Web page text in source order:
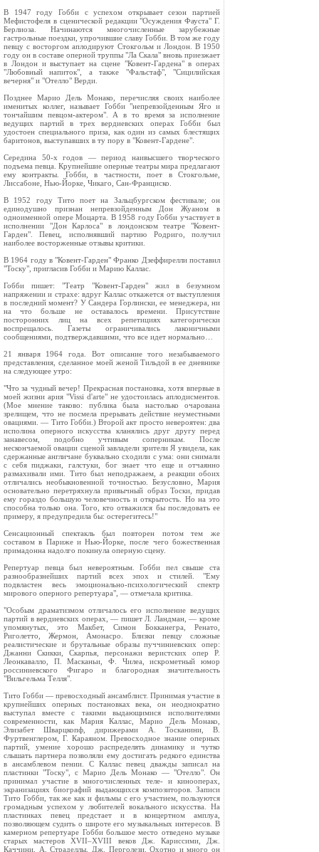
В 1947 году Гобби с успехом открывает сезон партией
Мефистофеля в сценической редакции "Осуждения Фауста" Г.
Берлиоза. Начинаются многочисленные зарубежные
гастрольные поездки, упрочившие славу Гобби. В том же году
певцу с восторгом аплодируют Стокгольм и Лондон. В 1950
году он в составе оперной труппы "Ла Скала" вновь приезжает
в Лондон и выступает на сцене "Ковент-Гардена" в операх
"Любовный напиток", а также "Фальстаф", "Сицилийская
вечерня" и "Отелло" Верди.
Позднее Марио Дель Монако, перечисляя своих наиболее
именитых коллег, называет Гобби "непревзойденным Яго и
тончайшим певцом-актером". А в то время за исполнение
ведущих партий в трех вердиевских операх Гобби был
удостоен специального приза, как один из самых блестящих
баритонов, выступавших в ту пору в "Ковент-Гардене".
Середина 50-х годов — период наивысшего творческого
подъема певца. Крупнейшие оперные театры мира предлагают
ему контракты. Гобби, в частности, поет в Стокгольме,
Лиссабоне, Нью-Йорке, Чикаго, Сан-Франциско.
В 1952 году Тито поет на Зальцбургском фестивале; он
единодушно признан непревзойденным Дон Жуаном в
одноименной опере Моцарта. В 1958 году Гобби участвует в
исполнении "Дон Карлоса" в лондонском театре "Ковент-
Гарден". Певец, исполнявший партию Родриго, получил
наиболее восторженные отзывы критики.
В 1964 году в "Ковент-Гарден" Франко Дзеффирелли поставил
"Тоску", пригласив Гобби и Марию Каллас.
Гобби пишет: "Театр "Ковент-Гарден" жил в безумном
напряжении и страхе: вдруг Каллас откажется от выступления
в последний момент? У Сандера Горлински, ее менеджера, ни
на что больше не оставалось времени. Присутствие
посторонних лиц на всех репетициях категорически
воспрещалось. Газеты ограничивались лаконичными
сообщениями, подтверждавшими, что все идет нормально…
21 января 1964 года. Вот описание того незабываемого
представления, сделанное моей женой Тильдой в ее дневнике
на следующее утро:
"Что за чудный вечер! Прекрасная постановка, хотя впервые в
моей жизни ария "Vissi d'arte" не удостоилась аплодисментов.
(Мое мнение таково: публика была настолько очарована
зрелищем, что не посмела прерывать действие неуместными
овациями. — Тито Гобби.) Второй акт просто невероятен: два
исполина оперного искусства кланялись друг другу перед
занавесом, подобно учтивым соперникам. После
нескончаемой овации сценой завладели зрители Я увидела, как
сдержанные англичане буквально сходили с ума: они снимали
с себя пиджаки, галстуки, бог знает что еще и отчаянно
размахивали ими. Тито был неподражаем, а реакции обоих
отличались необыкновенной точностью. Безусловно, Мария
основательно перетряхнула привычный образ Тоски, придав
ему гораздо большую человечность и открытость. Но на это
способна только она. Того, кто отважился бы последовать ее
примеру, я предупредила бы: остерегитесь!"
Сенсационный спектакль был повторен потом тем же
составом в Париже и Нью-Йорке, после чего божественная
примадонна надолго покинула оперную сцену.
Репертуар певца был невероятным. Гобби пел свыше ста
разнообразнейших партий всех эпох и стилей. "Ему
подвластен весь эмоционально-психологический спектр
мирового оперного репертуара", — отмечала критика.
"Особым драматизмом отличалось его исполнение ведущих
партий в вердиевских операх, — пишет Л. Ландман, — кроме
упомянутых, это Макбет, Симон Бокканегра, Ренато,
Риголетто, Жермон, Амонасро. Близки певцу сложные
реалистические и брутальные образы пуччиниевских опер:
Джанни Скикки, Скарпья, персонажи веристских опер Р.
Леонкавалло, П. Масканьи, Ф. Чилеа, искрометный юмор
россиниевского Фигаро и благородная значительность
"Вильгельма Телля".
Тито Гобби — превосходный ансамблист. Принимая участие в
крупнейших оперных постановках века, он неоднократно
выступал вместе с такими выдающимися исполнителями
современности, как Мария Каллас, Марио Дель Монако,
Элизабет Шварцкопф, дирижерами А. Тосканини, В.
Фуртвенглером, Г. Караяном. Превосходное знание оперных
партий, умение хорошо распределять динамику и чутко
слышать партнера позволяли ему достигать редкого единства
в ансамблевом пении. С Каллас певец дважды записал на
пластинки "Тоску", с Марио Дель Монако — "Отелло". Он
принимал участие в многочисленных теле- и кинооперах,
экранизациях биографий выдающихся композиторов. Записи
Тито Гобби, так же как и фильмы с его участием, пользуются
громадным успехом у любителей вокального искусства. На
пластинках певец предстает и в концертном амплуа,
позволяющем судить о широте его музыкальных интересов. В
камерном репертуаре Гобби большое место отведено музыке
старых мастеров XVII–XVIII веков Дж. Кариссими, Дж.
Каччини, А. Страделлы, Дж. Перголези. Охотно и много он